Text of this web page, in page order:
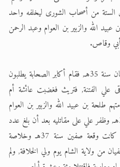
الستة من أصحاب الشورى ليخلفه واحد
الله والزبير بن العوام وعبد الرحمن
وقاص.
بويع بالخلافة بعد مقتل عثمان بن عفان سنة 35هـ, فقام أكابر الصحابة يطلبون
علي الفتنة, فتريث فغضبت عائشة أم
طلحة بن عبيد الله والزبير بن العوام
وقاتلوا عليا ,فكانت وقعة الجمل سنة 36هـ, وظفر علي على مقاتليه بعد أن بلغ عدد
القتلى في الفريقين عشرة آلاف, ثم كانت وقعة صفين سنة 37هـ وخلاصة
من ولاية الشام يوم ولي الخلافة, ولم